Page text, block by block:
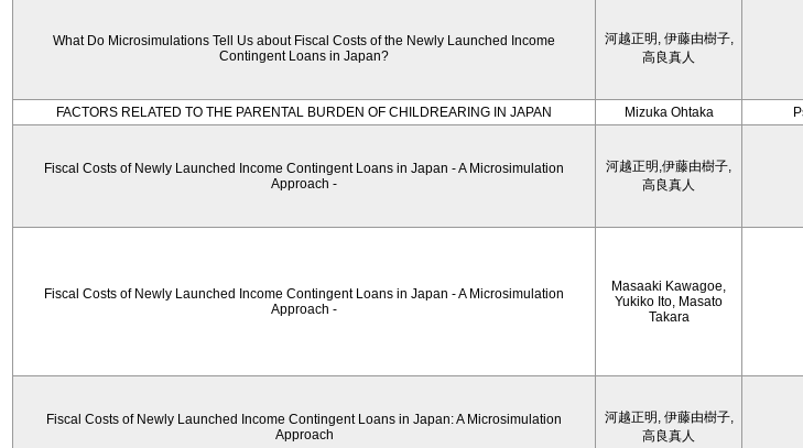
What Do Microsimulations Tell Us about Fiscal Costs of the Newly Launched Income
Contingent Loans in Japan?
河越正明, 伊藤由樹子,
高良真人
FACTORS RELATED TO THE PARENTAL BURDEN OF CHILDREARING IN JAPAN
Mizuka Ohtaka
Fiscal Costs of Newly Launched Income Contingent Loans in Japan - A Microsimulation
Approach -
河越正明,伊藤由樹子,
高良真人
Fiscal Costs of Newly Launched Income Contingent Loans in Japan - A Microsimulation
Approach -
Masaaki Kawagoe,
Yukiko Ito, Masato
Takara
Fiscal Costs of Newly Launched Income Contingent Loans in Japan: A Microsimulation
Approach
河越正明, 伊藤由樹子,
高良真人